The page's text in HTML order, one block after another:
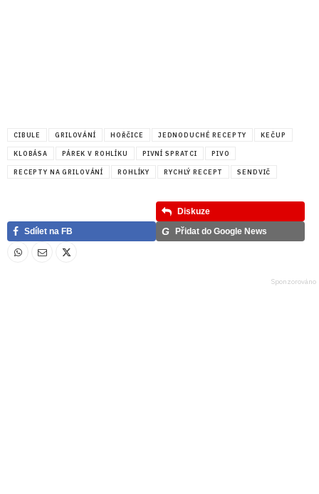
CIBULE GRILOVÁNÍ HOŘČICE JEDNODUCHÉ RECEPTY KEČUP
KLOBÁSA PÁREK V ROHLÍKU PIVNÍ SPRATCI PIVO
RECEPTY NA GRILOVÁNÍ ROHLÍKY RYCHLÝ RECEPT SENDVIČ
Diskuze
Sdílet na FB
G Přidat do Google News